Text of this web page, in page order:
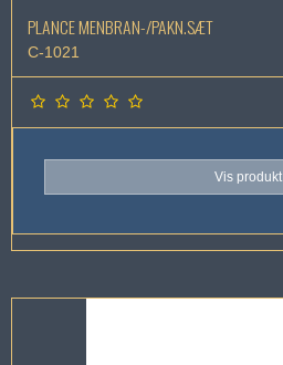
PLANCE MENBRAN-/PAKN.SÆT
C-1021
Vis produkt